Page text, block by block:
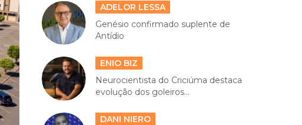
ADELOR LESSA
Genésio confirmado suplente de
Antídio
ENIO BIZ
Neurocientista do Criciúma destaca
evolução dos goleiros...
DANI NIERO